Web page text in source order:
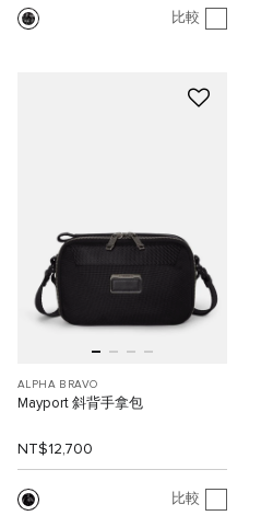
比較
ALPHA BRAVO
Mayport 斜背手拿包
NT$12,700
比較